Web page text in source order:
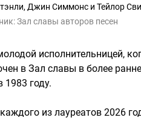
Джин Симмонс и Тейлор
Зал славы авторов песен
исполнительницей,
в Зал славы в более
1983 году.
из лауреатов 2026